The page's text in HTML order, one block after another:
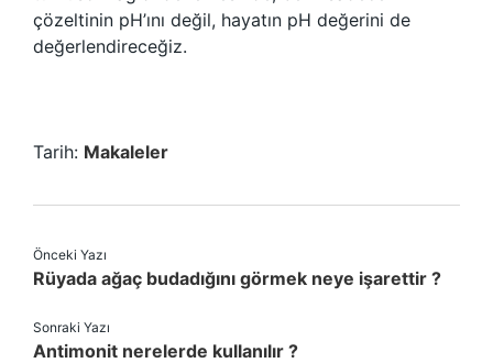
çözeltinin pH’ını değil, hayatın pH değerini de
değerlendireceğiz.
Tarih: Makaleler
Önceki Yazı
Rüyada ağaç budadığını görmek neye işarettir ?
Sonraki Yazı
Antimonit nerelerde kullanılır ?